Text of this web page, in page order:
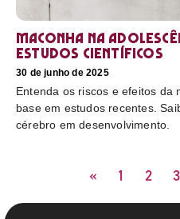
Maconha na
estudos científicos
30 de junho de 2025
Entenda os riscos e efeitos da
base em estudos recentes.
cérebro em desenvolvimento.
« 1 2 3